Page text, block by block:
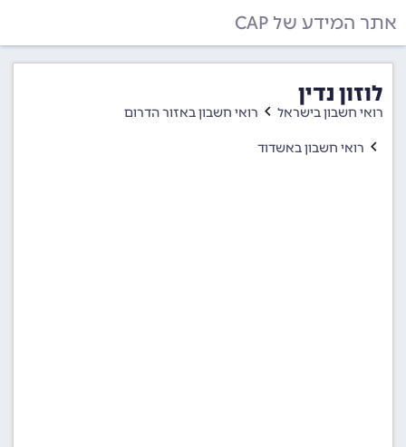
אתר המידע של CAP
לוזון נדין
רואי חשבון בישראל רואי חשבון באזור הדרום
רואי חשבון באשדוד